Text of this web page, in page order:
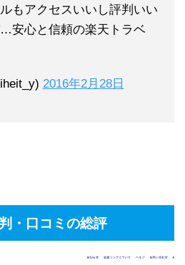
もアクセスいいし評判いい
安心と信頼の楽天トラベ
2016年2月28日
・口コミの総評